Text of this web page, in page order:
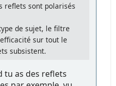
reflets sont polarisés
de sujet, le filtre
sur tout le
subsistent.
tu as des reflets